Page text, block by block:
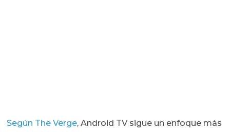
Según The Verge, Android TV sigue un enfoque más